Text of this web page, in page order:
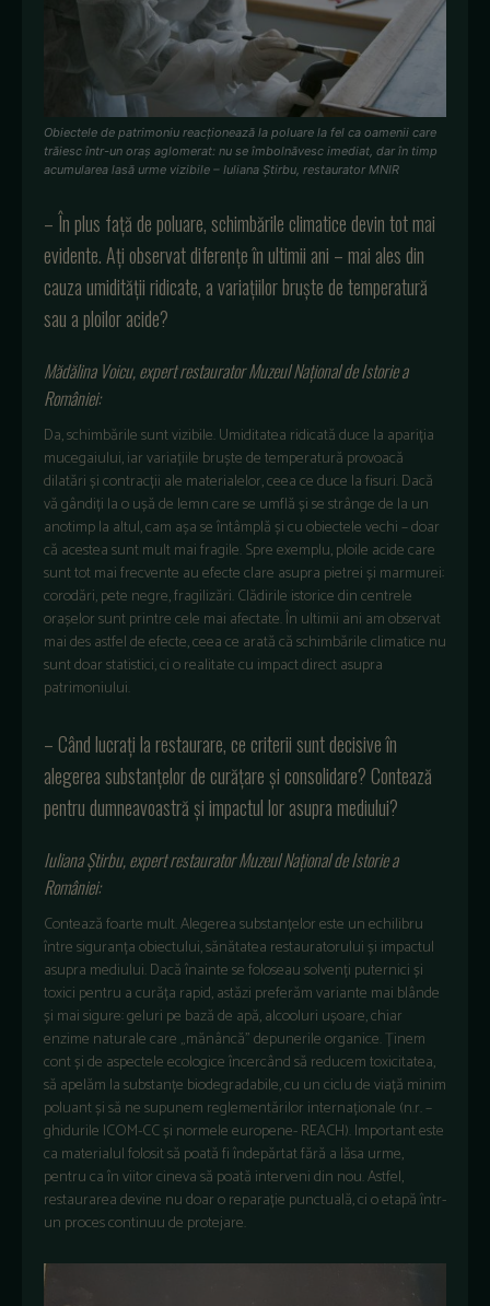
Obiectele de patrimoniu reacționează la poluare la fel ca oamenii care
trăiesc într-un oraș aglomerat: nu se îmbolnăvesc imediat, dar în timp
acumularea lasă urme vizibile – Iuliana Știrbu, restaurator MNIR
– În plus față de poluare, schimbările climatice devin tot mai
evidente. Ați observat diferențe în ultimii ani – mai ales din
cauza umidității ridicate, a variațiilor bruște de temperatură
sau a ploilor acide?
Mădălina Voicu, expert restaurator Muzeul Național de Istorie a
României:
Da, schimbările sunt vizibile. Umiditatea ridicată duce la apariția
mucegaiului, iar variațiile bruște de temperatură provoacă
dilatări și contracții ale materialelor, ceea ce duce la fisuri. Dacă
vă gândiți la o ușă de lemn care se umflă și se strânge de la un
anotimp la altul, cam așa se întâmplă și cu obiectele vechi – doar
că acestea sunt mult mai fragile. Spre exemplu, ploile acide care
sunt tot mai frecvente au efecte clare asupra pietrei și marmurei:
corodări, pete negre, fragilizări. Clădirile istorice din centrele
orașelor sunt printre cele mai afectate. În ultimii ani am observat
mai des astfel de efecte, ceea ce arată că schimbările climatice nu
sunt doar statistici, ci o realitate cu impact direct asupra
patrimoniului.
– Când lucrați la restaurare, ce criterii sunt decisive în
alegerea substanțelor de curățare și consolidare? Contează
pentru dumneavoastră și impactul lor asupra mediului?
Iuliana Știrbu, expert restaurator Muzeul Național de Istorie a
României:
Contează foarte mult. Alegerea substanțelor este un echilibru
între siguranța obiectului, sănătatea restauratorului și impactul
asupra mediului. Dacă înainte se foloseau solvenți puternici și
toxici pentru a curăța rapid, astăzi preferăm variante mai blânde
și mai sigure: geluri pe bază de apă, alcooluri ușoare, chiar
enzime naturale care „mănâncă” depunerile organice. Ținem
cont și de aspectele ecologice încercând să reducem toxicitatea,
să apelăm la substanțe biodegradabile, cu un ciclu de viață minim
poluant și să ne supunem reglementărilor internaționale (n.r. –
ghidurile ICOM-CC și normele europene- REACH). Important este
ca materialul folosit să poată fi îndepărtat fără a lăsa urme,
pentru ca în viitor cineva să poată interveni din nou. Astfel,
restaurarea devine nu doar o reparație punctuală, ci o etapă într-
un proces continuu de protejare.